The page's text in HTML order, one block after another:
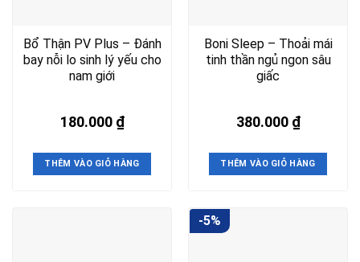
Bổ Thận PV Plus – Đánh
bay nỗi lo sinh lý yếu cho
nam giới
180.000 ₫
THÊM VÀO GIỎ HÀNG
Boni Sleep – Thoải mái
tinh thần ngủ ngon sâu
giấc
380.000 ₫
THÊM VÀO GIỎ HÀNG
-5%